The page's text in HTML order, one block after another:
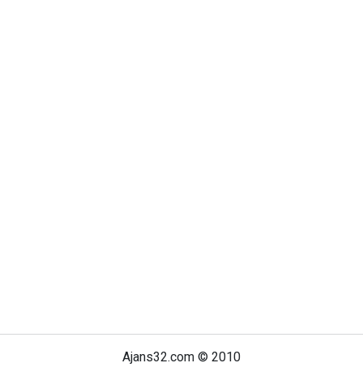
Ajans32.com © 2010